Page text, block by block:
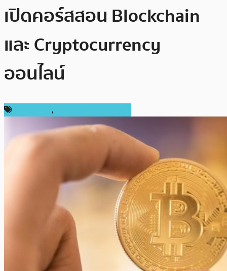
เปิดคอร์สสอน Blockchain
และ Cryptocurrency
ออนไลน์
,